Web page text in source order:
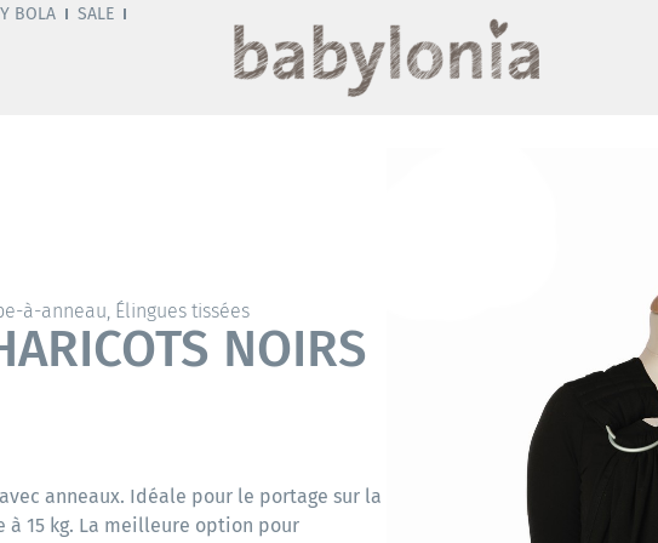
BOLA
SALE
à-anneau, Élingues tissées
NOIRS
anneaux. Idéale pour le portage sur la
à 15 kg. La meilleure option pour